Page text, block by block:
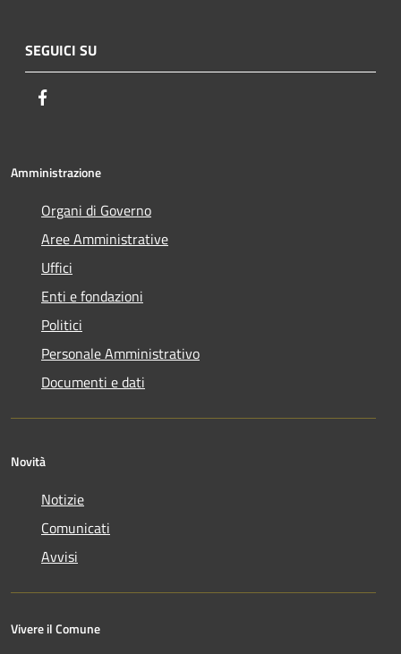
SEGUICI SU
Amministrazione
Organi di Governo
Aree Amministrative
Uffici
Enti e fondazioni
Politici
Personale Amministrativo
Documenti e dati
Novità
Notizie
Comunicati
Avvisi
Vivere il Comune